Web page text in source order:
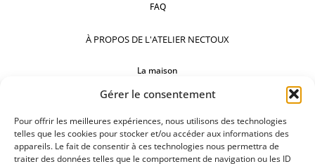
Gérer le consentement
Pour offrir les meilleures expériences, nous utilisons des technologies
telles que les cookies pour stocker et/ou accéder aux informations des
appareils. Le fait de consentir à ces technologies nous permettra de
traiter des données telles que le comportement de navigation ou les ID
FAQ
À PROPOS DE L'ATELIER NECTOUX
La maison
Comptoirs
Nos réalisations
SUIVEZ-NOUS